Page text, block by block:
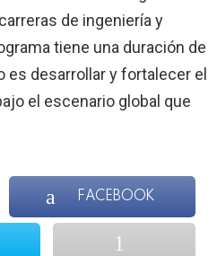
de ingeniería y
tiene una duración de
es desarrollar y fortalecer el
el escenario global que
FACEBOOK